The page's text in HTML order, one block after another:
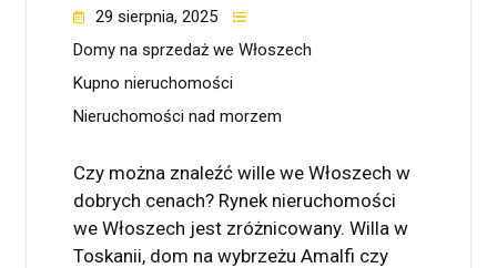
29 sierpnia, 2025
Domy na sprzedaż we Włoszech
Kupno nieruchomości
Nieruchomości nad morzem
Czy można znaleźć wille we Włoszech w
dobrych cenach? Rynek nieruchomości
we Włoszech jest zróżnicowany. Willa w
Toskanii, dom na wybrzeżu Amalfi czy